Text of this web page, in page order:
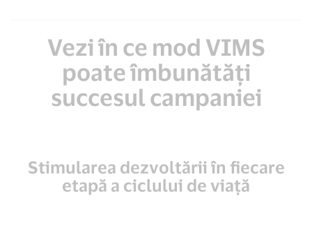
Vezi în ce mod VIMS
poate îmbunătăți
succesul campaniei
Stimularea dezvoltării în fiecare
etapă a ciclului de viață